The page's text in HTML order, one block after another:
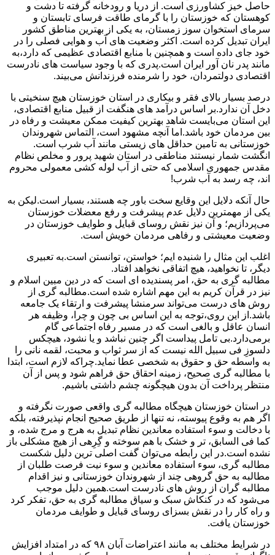
حاصل خیز کشاورزی است. از دریا و رودخانه گرفته تا دشت و
کوهستان که خوزستان را با گرمای طاقت فرسای تابستان و
سرمای استخوان سوز زمستان، به یکی از بهترین مناطق کشور
ایران تبدیل کرده است. اکثر وضعیت های آب و هوایی فصلی را در
خود جای داده است و همچنین با منابع اقتصادی عظیمی که دارد،به
مانند پدر نان آور ایران است.پدری که با وجود سیاست های نادرست
اقتصادی دولتمردان، خود را شرمنده فرزندانش می‌بیند.
درصد بسیار بالای فقر و بیکاری در استان خوزستان هیچ سنخیتی با
دخل آن ندارد.بر اساس درآمد های هنگفت از قبیل منابع اقتصادی،
این استان می‌بایست شاهد بهترین کیفیت ممکن معیشت و رفاه در
بین مردمان خود باشد.اما آنچه مشهود است، التماس شهروندان
خوزستانی به تامین حداقل های زیستی مانند آب شرب است.
انگشت شمار نیستند مناطقی در استان شهید پرور و مخلص نظام
مقدس جمهوری اسلامی که حتی از آب لوله کشی معمولی محروم
اند، چه رسد به آب شرب!
حال آنکه دلایل این وقایع سخت باور چه هستند، بسیار است.لیکن به
یکی از مهمترین دلایل عدم پیشرفت و رفع معضلات خوزستان
می‌پردازیم؛ و آن نیز نقش روسای قبایل و طوایف خوزستان در
وضعیت معیشتی و رفاهی مردمان خویش است.
اغلب این مثال را شنیده ایم؛ خواستن، توانستن است.به تعبیری
دیگر، تا نخواهید، هیچ اتفاقی نخواهد افتاد.
مطالبه گری به حق، امر پسندیده ای است که در دین مبین اسلام و
نیز در قرآن کریم به این مهم اشاره شده است.مطالبه گری از
روش های درست می‌تواند سرمنشا پیشرفت و ارتقاء یک جامعه
باشد.از این روی،توجه به این اساس بی چون و چرا، وظیفه هر
انسان عاقل و بالغی است که در مسیر رفاه اجتماعی گام
برمی‌دارد.بی تامل پیداست اگر چنین نباشد و یا نشود، هیچکس
دلسوزِ فی سبیل الله نیست که از سر ثواب و محبت، لقمه نانی را
به واسطه حق و حقوق به شخصی عطا نماید.چراکه لازم است، ابتدا
با مطالبه گری صحیح، زمینه احقاق حق فراهم شود و پس از آن
منتظر پرداخت آن بدون هیچگونه چشم داشتی باشیم.
در استان خوزستان هیچگاه مطالبه گری واقعی صورت نگرفته و
اگر هم به وقوع پیوسته، نه تنها از طریق صحیح انجام نپذیرفته، بلکه
با دخالت و سوء استفاده معاندین نظام تبدیل به هرج و مرج شده، و
کما فی السابق، تر و خشک با هم سوخته و گِرِهی از هیچ مشکلی باز
نشده است.در این رابطه می‌توان گفت اصلی ترین دلیل شکست
مطالبه گری، سوء استفاده معاندین و سوء نیت فرصت طلبان از
مطالبه به حق گروهی چند از شهروندان خوزستانی و نیز اقدام
مطالبه گران از روش های نادرست است.همین دلیل موجب
می‌شود که در کنکاش سبک و سیاق مطالبه گری به حق، تفکر کرد
و راه کار را در نقش بسزای روسای قبایل و طوایف مردمان
خوزستان یافت.
در شرایط مختلف به مانند اعتراضات آبان ۹۸ که در امتداد افزایش